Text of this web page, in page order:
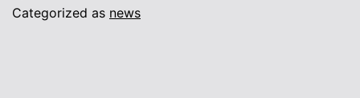
Categorized as news